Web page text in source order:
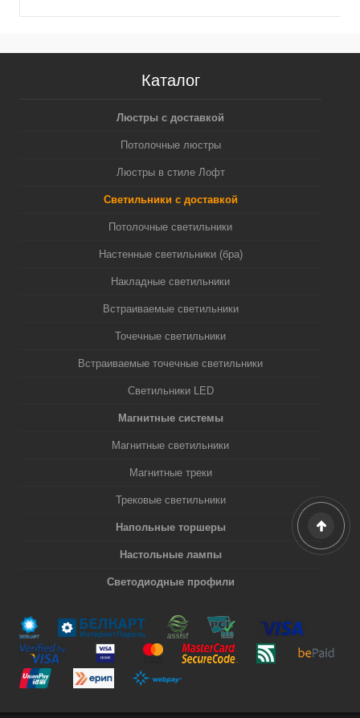
Каталог
Люстры с доставкой
Потолочные люстры
Люстры в стиле Лофт
Светильники с доставкой
Потолочные светильники
Настенные светильники (бра)
Накладные светильники
Встраиваемые светильники
Точечные светильники
Встраиваемые точечные светильники
Светильники LED
Магнитные системы
Магнитные светильники
Магнитные треки
Трековые светильники
Напольные торшеры
Настольные лампы
Светодиодные профили